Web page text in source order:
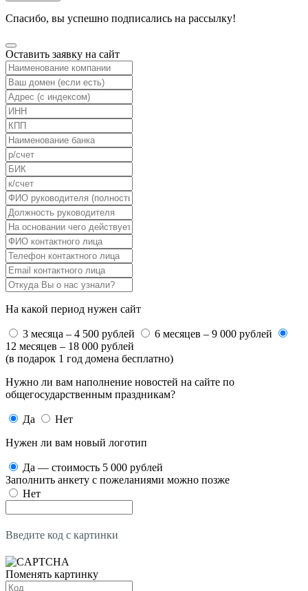
Спасибо, вы успешно подписались на рассылку!
Оставить заявку на сайт
На какой период нужен сайт
3 месяца – 4 500 рублей
6 месяцев – 9 000 рублей
12 месяцев – 18 000 рублей
(в подарок 1 год домена бесплатно)
Нужно ли вам наполнение новостей на сайте по
общегосударственным праздникам?
Да
Нет
Нужен ли вам новый логотип
Да — стоимость 5 000 рублей
Заполнить анкету с пожеланиями можно позже
Нет
Введите код с картинки
Поменять картинку